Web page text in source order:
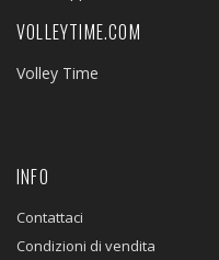
VOLLEYTIME.COM
Volley Time
INFO
Contattaci
Condizioni di vendita